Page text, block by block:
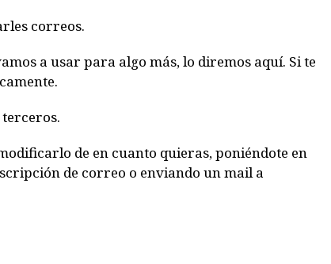
correos.
a usar para algo más, lo diremos aquí. Si te
de en cuanto quieras, poniéndote en
de correo o enviando un mail a